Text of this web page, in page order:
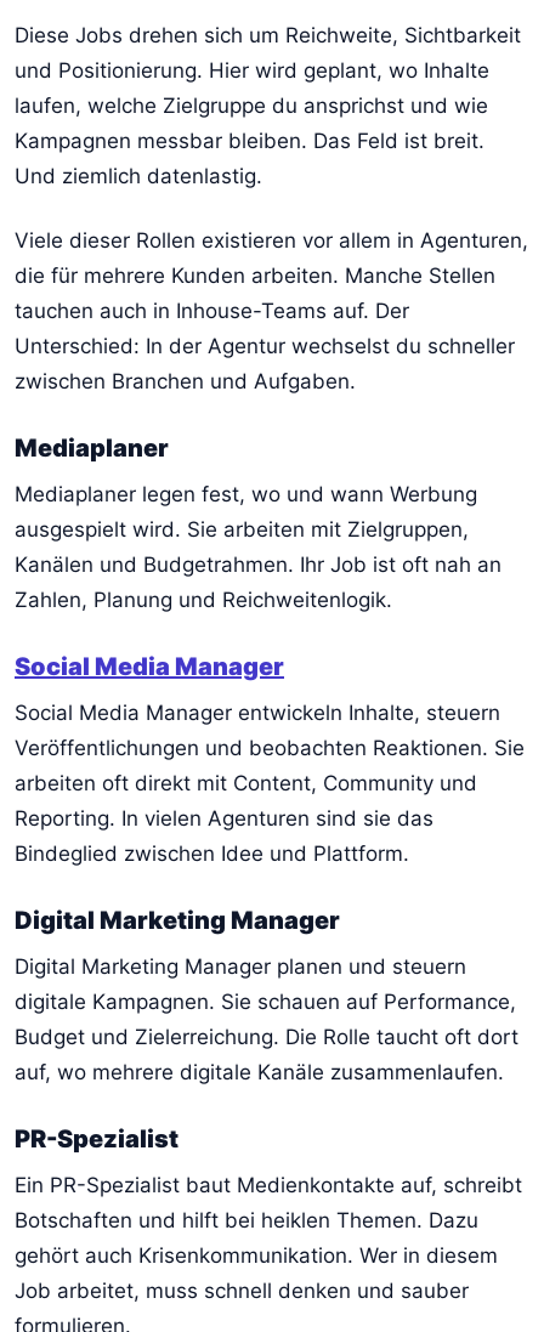
Diese Jobs drehen sich um Reichweite, Sichtbarkeit
und Positionierung. Hier wird geplant, wo Inhalte
laufen, welche Zielgruppe du ansprichst und wie
Kampagnen messbar bleiben. Das Feld ist breit.
Und ziemlich datenlastig.
Viele dieser Rollen existieren vor allem in Agenturen,
die für mehrere Kunden arbeiten. Manche Stellen
tauchen auch in Inhouse-Teams auf. Der
Unterschied: In der Agentur wechselst du schneller
zwischen Branchen und Aufgaben.
Mediaplaner
Mediaplaner legen fest, wo und wann Werbung
ausgespielt wird. Sie arbeiten mit Zielgruppen,
Kanälen und Budgetrahmen. Ihr Job ist oft nah an
Zahlen, Planung und Reichweitenlogik.
Social Media Manager
Social Media Manager entwickeln Inhalte, steuern
Veröffentlichungen und beobachten Reaktionen. Sie
arbeiten oft direkt mit Content, Community und
Reporting. In vielen Agenturen sind sie das
Bindeglied zwischen Idee und Plattform.
Digital Marketing Manager
Digital Marketing Manager planen und steuern
digitale Kampagnen. Sie schauen auf Performance,
Budget und Zielerreichung. Die Rolle taucht oft dort
auf, wo mehrere digitale Kanäle zusammenlaufen.
PR-Spezialist
Ein PR-Spezialist baut Medienkontakte auf, schreibt
Botschaften und hilft bei heiklen Themen. Dazu
gehört auch Krisenkommunikation. Wer in diesem
Job arbeitet, muss schnell denken und sauber
formulieren.